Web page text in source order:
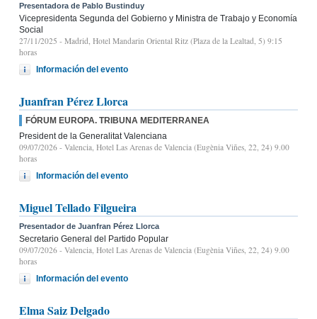
Presentadora de Pablo Bustinduy
Vicepresidenta Segunda del Gobierno y Ministra de Trabajo y Economía
Social
27/11/2025 - Madrid, Hotel Mandarin Oriental Ritz (Plaza de la Lealtad, 5) 9:15
horas
Información del evento
Juanfran Pérez Llorca
FÓRUM EUROPA. TRIBUNA MEDITERRANEA
President de la Generalitat Valenciana
09/07/2026 - Valencia, Hotel Las Arenas de Valencia (Eugènia Viñes, 22, 24) 9.00
horas
Información del evento
Miguel Tellado Filgueira
Presentador de Juanfran Pérez Llorca
Secretario General del Partido Popular
09/07/2026 - Valencia, Hotel Las Arenas de Valencia (Eugènia Viñes, 22, 24) 9.00
horas
Información del evento
Elma Saiz Delgado